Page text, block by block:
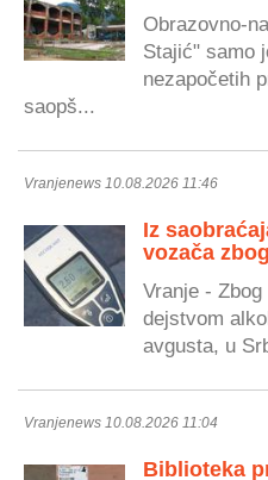
Obrazovno-
Stajić" samo
nezapočetih
saopš...
Vranjenews 10.08.2026 11:46
Iz
vozača
Vranje -
dejstvom
avgusta, u
Vranjenews 10.08.2026 11:04
Biblioteka